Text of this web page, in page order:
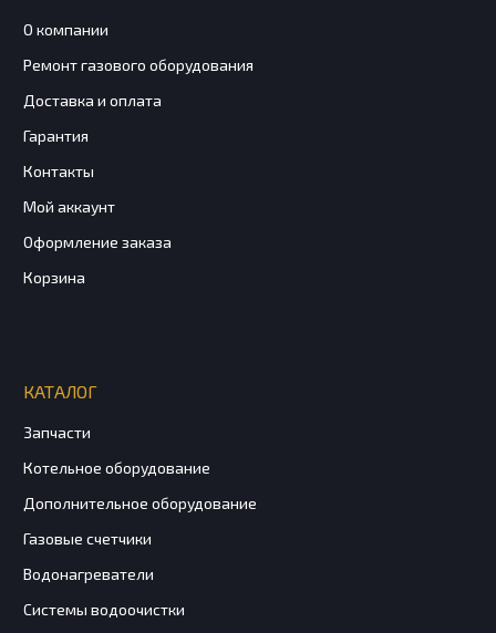
О компании
Ремонт газового оборудования
Доставка и оплата
Гарантия
Контакты
Мой аккаунт
Оформление заказа
Корзина
КАТАЛОГ
Запчасти
Котельное оборудование
Дополнительное оборудование
Газовые счетчики
Водонагреватели
Системы водоочистки